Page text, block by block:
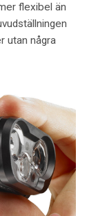
flexibel än
utan några